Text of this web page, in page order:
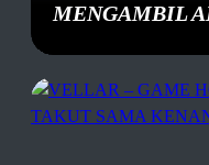
MENGAMBIL